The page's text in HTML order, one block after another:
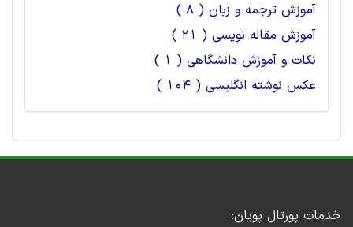
آموزش ترجمه و زبان ( 8 )
آموزش مقاله نویسی ( 21 )
نکات و آموزش دانشگاهی ( 1 )
عکس نوشته انگلیسی ( 104 )
خدمات پورتال پویان: